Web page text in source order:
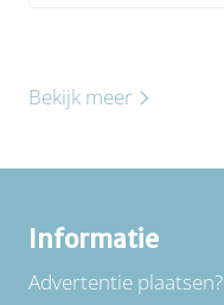
Bekijk meer
Informatie
Advertentie plaatsen?